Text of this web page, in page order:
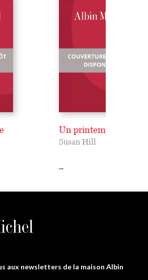
Un printemps
Susan Hill
...
aux newsletters de la maison Albin